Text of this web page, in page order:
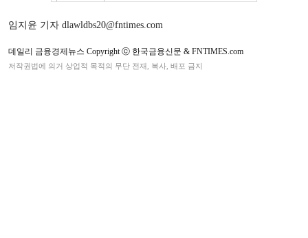
임지윤 기자 dlawldbs20@fntimes.com
데일리 금융경제뉴스 Copyright ⓒ 한국금융신문 & FNTIMES.com
저작권법에 의거 상업적 목적의 무단 전재, 복사, 배포 금지